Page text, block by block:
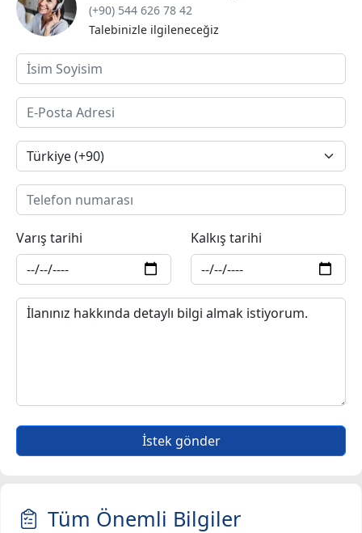
(+90) 544 626 78 42
Talebinizle ilgileneceğiz
Varış tarihi Kalkış tarihi
İstek gönder
Tüm Önemli Bilgiler